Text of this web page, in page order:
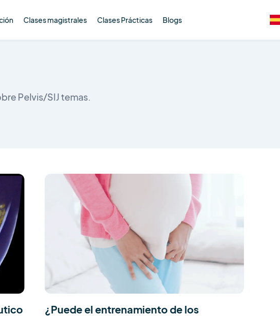
Clases magistrales Clases Prácticas Blogs
Pelvis/SIJ temas.
¿Puede el entrenamiento de los